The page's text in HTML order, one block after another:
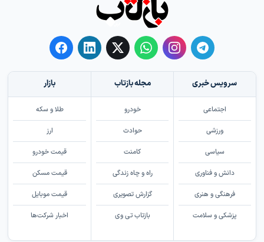
سرویس خبری
اجتماعی
ورزشی
سیاسی
دانش و فناوری
فرهنگی و هنری
پزشکی و سلامت
مجله بازتاب
خودرو
حوادث
کامنت
راه و چاه زندگی
گزارش تصویری
بازتاب تی وی
بازار
طلا و سکه
ارز
قیمت خودرو
قیمت مسکن
قیمت موبایل
اخبار شرکت‌ها